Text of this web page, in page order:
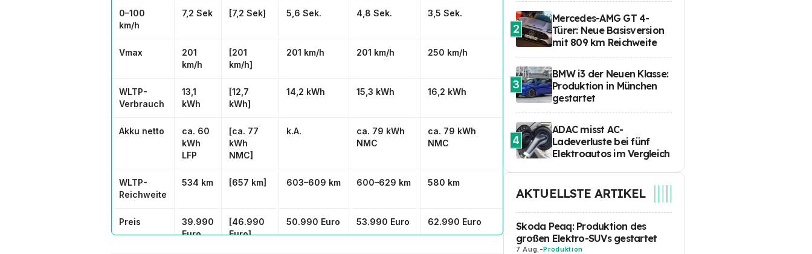
0–100
km/h
7,2 Sek [7,2 Sek] 5,6 Sek. 4,8 Sek. 3,5 Sek.
Vmax
201
km/h
[201
km/h]
201 km/h 201 km/h 250 km/h
WLTP-
Verbrauch
13,1
kWh
[12,7
kWh]
14,2 kWh 15,3 kWh 16,2 kWh
Akku netto
ca. 60
kWh
LFP
[ca. 77
kWh
NMC]
k.A.
ca. 79 kWh
NMC
ca. 79 kWh
NMC
WLTP-
Reichweite
534 km [657 km] 603–609 km 600–629 km 580 km
Preis
39.990
Euro
[46.990
Euro]
50.990 Euro 53.990 Euro 62.990 Euro
2
Mercedes-AMG GT 4-
Türer: Neue Basisversion
mit 809 km Reichweite
3
BMW i3 der Neuen Klasse:
Produktion in München
gestartet
4
ADAC misst AC-
Ladeverluste bei fünf
Elektroautos im Vergleich
AKTUELLSTE ARTIKEL
Skoda Peaq: Produktion des
großen Elektro-SUVs gestartet
7 Aug. -Produktion